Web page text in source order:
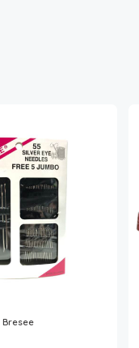
Bresee